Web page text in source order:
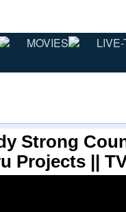
MOVIES
Strong
Projects ||